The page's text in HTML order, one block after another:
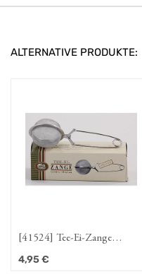
ALTERNATIVE PRODUKTE:
[41524] Tee-Ei-Zange
4,95€